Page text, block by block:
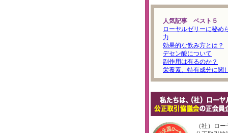
人気記事 ベスト５
ローヤルゼリーに秘め
力
効果的な飲み方とは？
デセン酸について
副作用は有るのか？
栄養素、特有成分に関
（社）ロ